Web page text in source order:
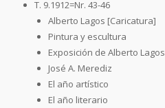
T. 9.1912=Nr. 43-46
Alberto Lagos [Caricatura]
Pintura y escultura
Exposición de Alberto Lagos
José A. Merediz
El año artístico
El año literario